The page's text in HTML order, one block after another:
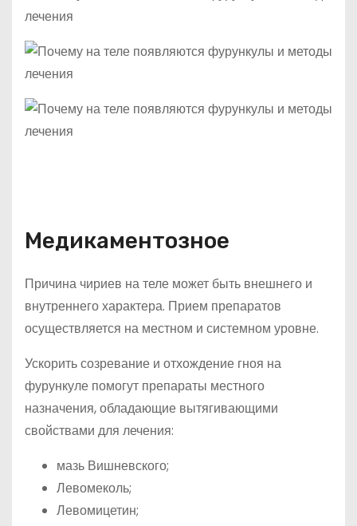
Медикаментозное
Причина чириев на теле может быть внешнего и
внутреннего характера. Прием препаратов
осуществляется на местном и системном уровне.
Ускорить созревание и отхождение гноя на
фурункуле помогут препараты местного
назначения, обладающие вытягивающими
свойствами для лечения:
мазь Вишневского;
Левомеколь;
Левомицетин;